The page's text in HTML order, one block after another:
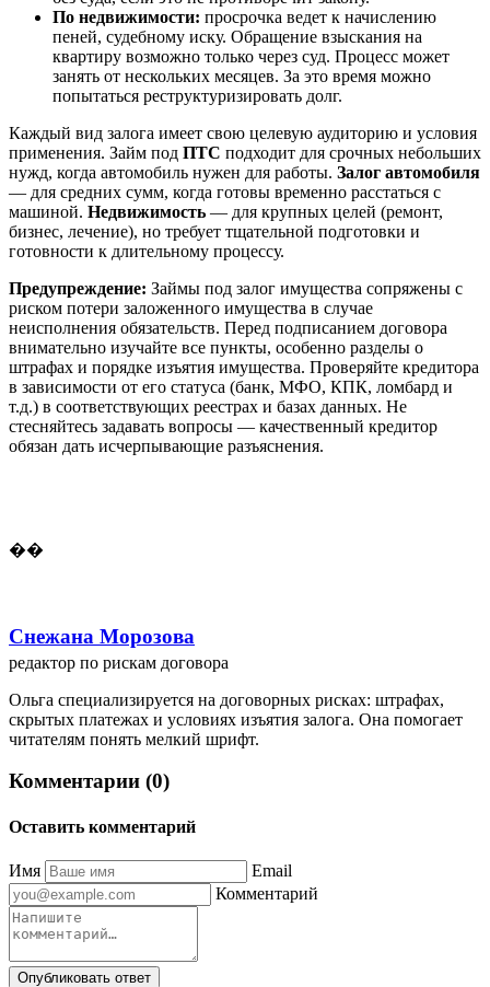
По недвижимости: просрочка ведет к начислению
пеней, судебному иску. Обращение взыскания на
квартиру возможно только через суд. Процесс может
занять от нескольких месяцев. За это время можно
попытаться реструктуризировать долг.
Каждый вид залога имеет свою целевую аудиторию и условия
применения. Займ под ПТС подходит для срочных небольших
нужд, когда автомобиль нужен для работы. Залог автомобиля
— для средних сумм, когда готовы временно расстаться с
машиной. Недвижимость — для крупных целей (ремонт,
бизнес, лечение), но требует тщательной подготовки и
готовности к длительному процессу.
Предупреждение: Займы под залог имущества сопряжены с
риском потери заложенного имущества в случае
неисполнения обязательств. Перед подписанием договора
внимательно изучайте все пункты, особенно разделы о
штрафах и порядке изъятия имущества. Проверяйте кредитора
в зависимости от его статуса (банк, МФО, КПК, ломбард и
т.д.) в соответствующих реестрах и базах данных. Не
стесняйтесь задавать вопросы — качественный кредитор
обязан дать исчерпывающие разъяснения.
��
Снежана Морозова
редактор по рискам договора
Ольга специализируется на договорных рисках: штрафах,
скрытых платежах и условиях изъятия залога. Она помогает
читателям понять мелкий шрифт.
Комментарии (0)
Оставить комментарий
Имя
Email
Комментарий
Опубликовать ответ